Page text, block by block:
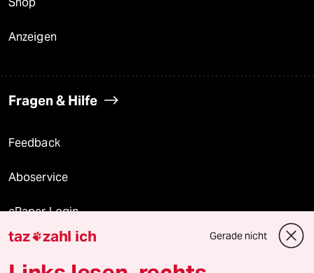
Shop
Anzeigen
Fragen & Hilfe
Feedback
Aboservice
ePaper Login
Downloads für Abonnierende
taz zahl ich Gerade nicht